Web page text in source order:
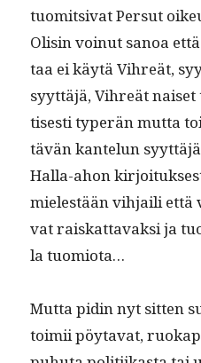
tuomit­si­vat Per­sut
Olisin voin­ut sanoa
taa ei käytä Vihreät,
syyt­täjä, Vihreät
tis­es­ti type­r­än mut­ta
tävän kan­telun
Hal­la-ahon
mielestään vih­jaili
vat raiskat­tavak­si ja
la tuomiota…
Mut­ta pidin nyt sit­ten
toimii pöy­ta­vat,